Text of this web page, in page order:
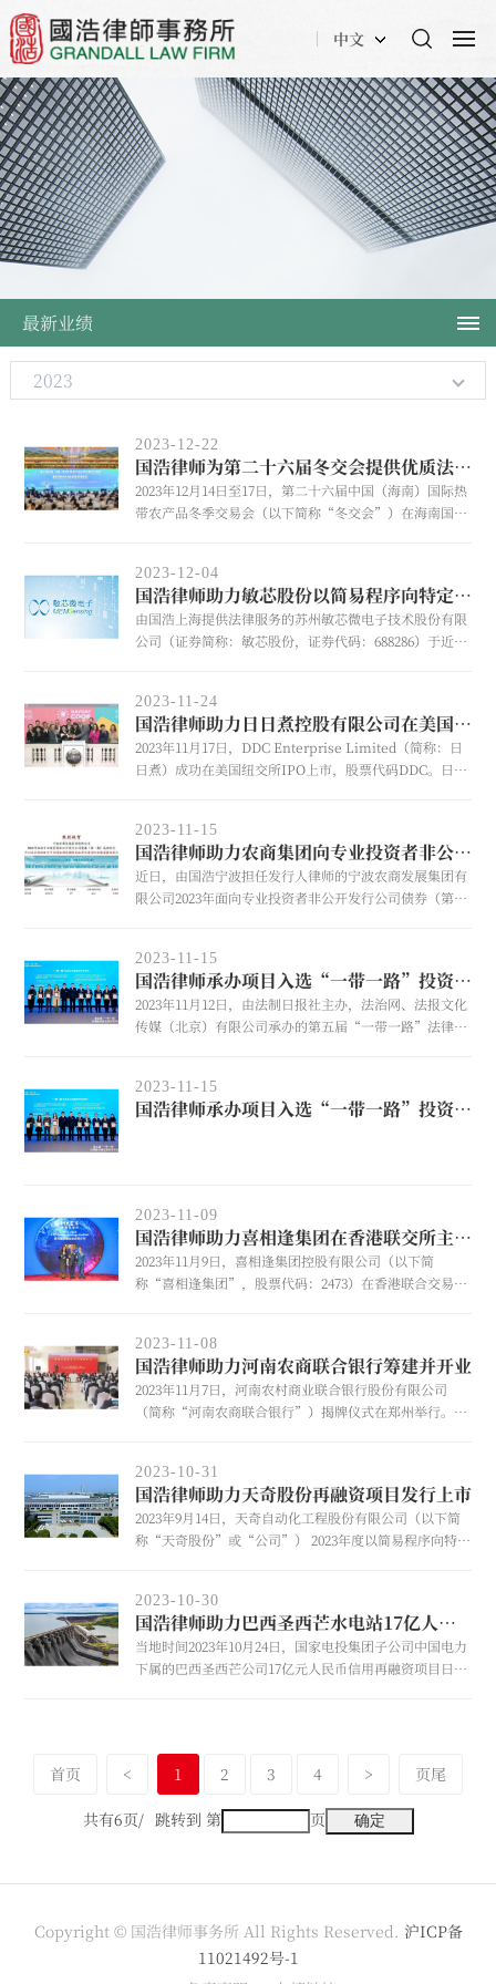
中文
最新业绩
2023
2023-12-22
国浩律师为第二十六届冬交会提供优质法律服务
2023年12月14日至17日，第二十六届中国（海南）国际热
带农产品冬季交易会（以下简称“冬交会”）在海南国际
站式的服务保障，国浩海南管理合伙人、主任姜丹亲自带
队，携30名国浩海南律师组成专业的法律服务团，全方位
地为本届冬交会提供保障服务。
2023-12-04
国浩律师助力敏芯股份以简易程序向特定对象发行股票
由国浩上海提供法律服务的苏州敏芯微电子技术股份有限
公司（证券简称：敏芯股份，证券代码：688286）于近日
2023-11-24
国浩律师助力日日煮控股有限公司在美国纽交所上市
2023年11月17日，DDC Enterprise Limited（简称：日
日煮）成功在美国纽交所IPO上市，股票代码DDC。日日
境内律师。
2023-11-15
国浩律师助力农商集团向专业投资者非公开发行公司债券
近日，由国浩宁波担任发行人律师的宁波农商发展集团有
限公司2023年面向专业投资者非公开发行公司债券（第一
同品种、无债项评级债券最低发行利率。
2023-11-15
国浩律师承办项目入选“一带一路”投资类法律服务典型案例
2023年11月12日，由法制日报社主办，法治网、法报文化
传媒（北京）有限公司承办的第五届“一带一路”法律服
亚上市公司Peak Rare Earths Limited (Peak) 19.9%的
股份”入选“一带一路”投资类法律服务典型案例。
2023-11-15
国浩律师承办项目入选“一带一路”投资类法律服务典型案例
2023-11-09
国浩律师助力喜相逢集团在香港联交所主板上市
2023年11月9日，喜相逢集团控股有限公司（以下简
称“喜相逢集团”，股票代码：2473）在香港联合交易所
项法律服务。
2023-11-08
国浩律师助力河南农商联合银行筹建并开业
2023年11月7日，河南农村商业联合银行股份有限公司
（简称“河南农商联合银行”）揭牌仪式在郑州举行。省
建、开业提供了全方位、高效率、高质量的专项法律服
务。
2023-10-31
国浩律师助力天奇股份再融资项目发行上市
2023年9月14日，天奇自动化工程股份有限公司（以下简
称“天奇股份”或“公司”） 2023年度以简易程序向特定
在深圳证券交易所上市。国浩深圳受聘担任天奇股份本次
发行的专项法律顾问。
2023-10-30
国浩律师助力巴西圣西芒水电站17亿人民币信用再融资项目
当地时间2023年10月24日，国家电投集团子公司中国电力
下属的巴西圣西芒公司17亿元人民币信用再融资项目日前
首页 < 1 2 3 4 > 页尾
共有6页/ 跳转到 第 页
Copyright © 国浩律师事务所 All Rights Reserved. 沪ICP备
11021492号-1